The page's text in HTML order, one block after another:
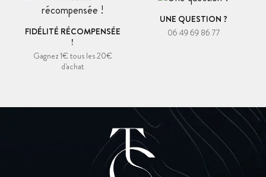
FIDÉLITÉ RÉCOMPENSÉE
!
Gagnez 1€ tous les 20€
d'achat
UNE QUESTION ?
06 49 69 86 77